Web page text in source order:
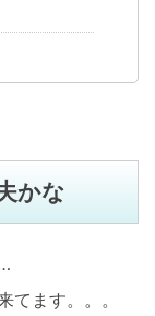
かな
てます。。。